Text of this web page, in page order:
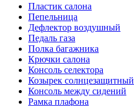
Пластик салона
Пепельница
Дефлектор воздушный
Педаль газа
Полка багажника
Крючки салона
Консоль селектора
Козырек солнцезащитный
Консоль между сидений
Рамка плафона